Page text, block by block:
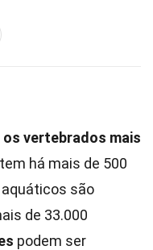
os vertebrados mais
há mais de 500
são
de 33.000
podem ser